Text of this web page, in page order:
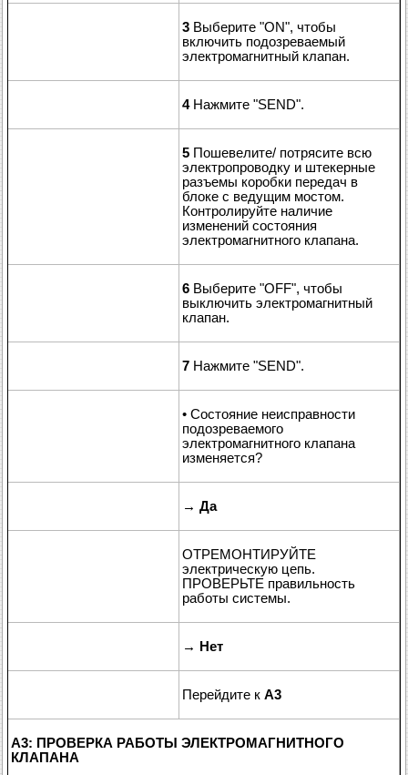
3 Выберите "ON", чтобы
включить подозреваемый
электромагнитный клапан.
4 Нажмите "SEND".
5 Пошевелите/ потрясите всю
электропроводку и штекерные
разъемы коробки передач в
блоке с ведущим мостом.
Контролируйте наличие
изменений состояния
электромагнитного клапана.
6 Выберите "OFF", чтобы
выключить электромагнитный
клапан.
7 Нажмите "SEND".
• Состояние неисправности
подозреваемого
электромагнитного клапана
изменяется?
→ Да
ОТРЕМОНТИРУЙТЕ
электрическую цепь.
ПРОВЕРЬТЕ правильность
работы системы.
→ Нет
Перейдите к A3
A3: ПРОВЕРКА РАБОТЫ ЭЛЕКТРОМАГНИТНОГО
КЛАПАНА